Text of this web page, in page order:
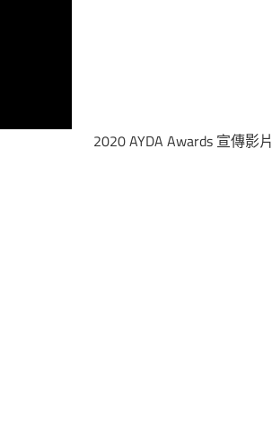
2020 AYDA Awards 宣傳影片